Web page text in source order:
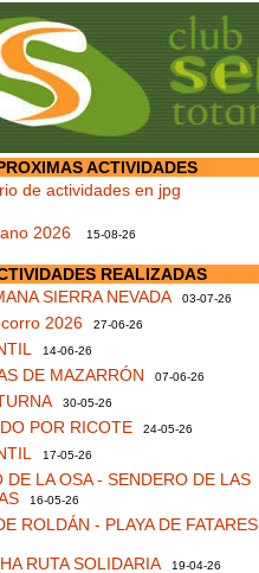
ACTIVIDADES
de actividades en jpg
2026 15-08-26
REALIZADAS
SIERRA NEVADA 03-07-26
2026 27-06-26
14-06-26
DE MAZARRÓN 07-06-26
30-05-26
POR RICOTE 24-05-26
17-05-26
DE LA OSA - SENDERO DE LAS
16-05-26
ROLDÁN - PLAYA DE FATARES
RUTA SOLIDARIA 19-04-26